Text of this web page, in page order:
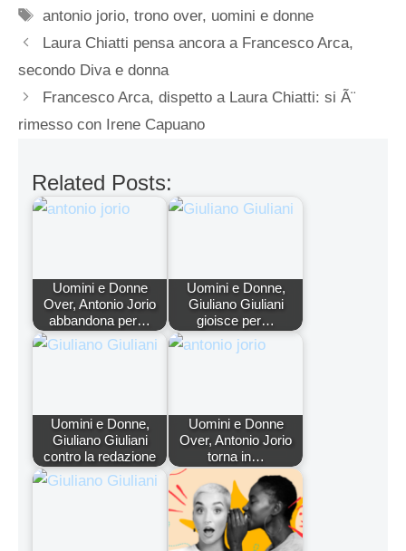
Tag
antonio jorio,trono over, uomini e donne
Laura Chiatti pensa ancora a Francesco Arca,
secondo Diva e donna
Francesco Arca, dispetto a Laura Chiatti: si Ã¨
rimesso con Irene Capuano
Related Posts:
Uomini e Donne
Over, Antonio Jorio
abbandona per…
Uomini e Donne,
Giuliano Giuliani
gioisce per…
Uomini e Donne,
Giuliano Giuliani
contro la redazione
Uomini e Donne
Over, Antonio Jorio
torna in…